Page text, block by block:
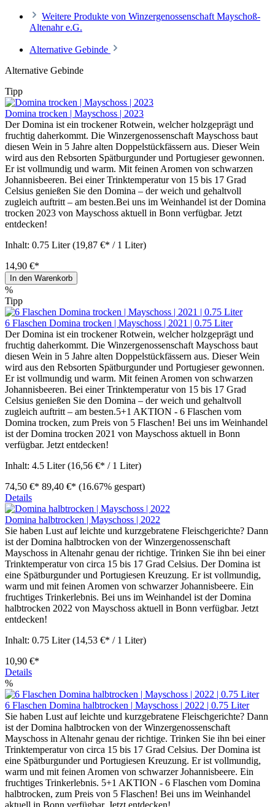
Weitere Produkte von Winzergenossenschaft Mayschoß-
Altenahr e.G.
Alternative Gebinde
Alternative Gebinde
Tipp
Domina trocken | Mayschoss | 2023
Der Domina ist ein trockener Rotwein, welcher holzgeprägt und
fruchtig daherkommt. Die Winzergenossenschaft Mayschoss baut
diesen Wein in 5 Jahre alten Doppelstückfässern aus. Dieser Wein
wird aus den Rebsorten Spätburgunder und Portugieser gewonnen.
Er ist vollmundig und warm. Mit feinen Aromen von schwarzen
Johannisbeeren. Bei einer Trinktemperatur von 15 bis 17 Grad
Celsius genießen Sie den Domina – der weich und gehaltvoll
zugleich auftritt – am besten.Bei uns im Weinhandel ist der Domina
trocken 2023 von Mayschoss aktuell in Bonn verfügbar. Jetzt
entdecken!
Inhalt: 0.75 Liter(19,87 €* / 1 Liter)
14,90 €*
In den Warenkorb
%
Tipp
6 Flaschen Domina trocken | Mayschoss | 2021 | 0.75 Liter
Der Domina ist ein trockener Rotwein, welcher holzgeprägt und
fruchtig daherkommt. Die Winzergenossenschaft Mayschoss baut
diesen Wein in 5 Jahre alten Doppelstückfässern aus. Dieser Wein
wird aus den Rebsorten Spätburgunder und Portugieser gewonnen.
Er ist vollmundig und warm. Mit feinen Aromen von schwarzen
Johannisbeeren. Bei einer Trinktemperatur von 15 bis 17 Grad
Celsius genießen Sie den Domina – der weich und gehaltvoll
zugleich auftritt – am besten.5+1 AKTION - 6 Flaschen vom
Domina trocken, zum Preis von 5 Flaschen! Bei uns im Weinhandel
ist der Domina trocken 2021 von Mayschoss aktuell in Bonn
verfügbar. Jetzt entdecken!
Inhalt: 4.5 Liter(16,56 €* / 1 Liter)
74,50 €* 89,40 €* (16.67% gespart)
Details
Domina halbtrocken | Mayschoss | 2022
Sie haben Lust auf leichte und kurzgebratene Fleischgerichte? Dann
ist der Domina halbtrocken von der Winzergenossenschaft
Mayschoss in Altenahr genau der richtige. Trinken Sie ihn bei einer
Trinktemperatur von circa 15 bis 17 Grad Celsius. Der Domina ist
eine Spätburgunder und Portugiesen Kreuzung. Er ist vollmundig,
warm und mit feinen Aromen von schwarzer Johannisbeere. Ein
fruchtiges Trinkerlebnis. Bei uns im Weinhandel ist der Domina
halbtrocken 2022 von Mayschoss aktuell in Bonn verfügbar. Jetzt
entdecken!
Inhalt: 0.75 Liter(14,53 €* / 1 Liter)
10,90 €*
Details
%
6 Flaschen Domina halbtrocken | Mayschoss | 2022 | 0.75 Liter
Sie haben Lust auf leichte und kurzgebratene Fleischgerichte? Dann
ist der Domina halbtrocken von der Winzergenossenschaft
Mayschoss in Altenahr genau der richtige. Trinken Sie ihn bei einer
Trinktemperatur von circa 15 bis 17 Grad Celsius. Der Domina ist
eine Spätburgunder und Portugiesen Kreuzung. Er ist vollmundig,
warm und mit feinen Aromen von schwarzer Johannisbeere. Ein
fruchtiges Trinkerlebnis. 5+1 AKTION - 6 Flaschen vom Domina
halbtrocken, zum Preis von 5 Flaschen! Bei uns im Weinhandel
aktuell in Bonn verfügbar. Jetzt entdecken!